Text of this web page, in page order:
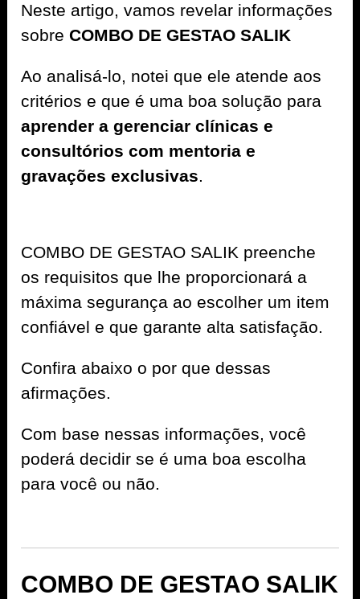
Neste artigo, vamos revelar informações
sobreCOMBO DE GESTAO SALIK
Ao analisá-lo, notei que ele atende aos
critérios e que é uma boa solução para
aprender a gerenciar clínicas e
consultórios com mentoria e
gravações exclusivas.
COMBO DE GESTAO SALIK preenche
os requisitos que lhe proporcionará a
máxima segurança ao escolher um item
confiável e que garante alta satisfação.
Confira abaixo o por que dessas
afirmações.
Com base nessas informações, você
poderá decidir se é uma boa escolha
para você ou não.
COMBO DE GESTAO SALIK